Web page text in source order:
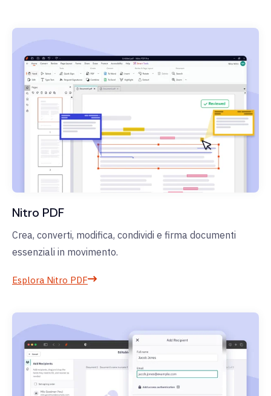
Nitro PDF
Crea, converti, modifica, condividi e firma documenti
essenziali in movimento.
Esplora Nitro PDF